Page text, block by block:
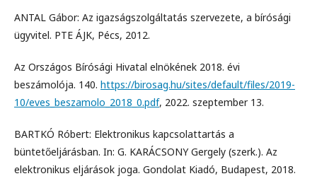
ANTAL Gábor: Az igazságszolgáltatás szervezete, a bírósági
ügyvitel. PTE ÁJK, Pécs, 2012.
Az Országos Bírósági Hivatal elnökének 2018. évi
beszámolója. 140. https://birosag.hu/sites/default/files/2019-
10/eves_beszamolo_2018_0.pdf, 2022. szeptember 13.
BARTKÓ Róbert: Elektronikus kapcsolattartás a
büntetőeljárásban. In: G. KARÁCSONY Gergely (szerk.). Az
elektronikus eljárások joga. Gondolat Kiadó, Budapest, 2018.